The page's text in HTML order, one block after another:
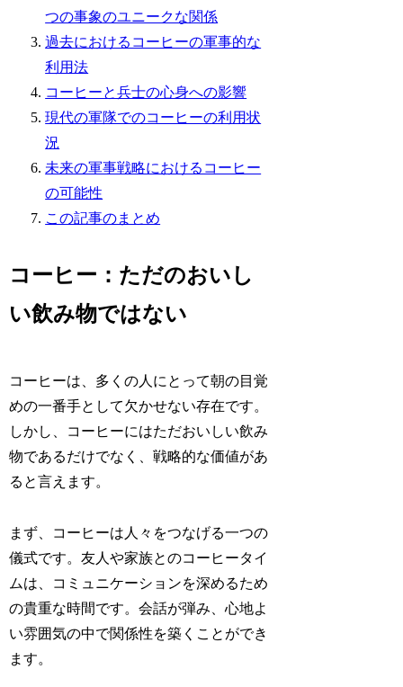
つの事象のユニークな関係
過去におけるコーヒーの軍事的な
利用法
コーヒーと兵士の心身への影響
現代の軍隊でのコーヒーの利用状
況
未来の軍事戦略におけるコーヒー
の可能性
この記事のまとめ
コーヒー：ただのおいし
い飲み物ではない
コーヒーは、多くの人にとって朝の目覚
めの一番手として欠かせない存在です。
しかし、コーヒーにはただおいしい飲み
物であるだけでなく、戦略的な価値があ
ると言えます。
まず、コーヒーは人々をつなげる一つの
儀式です。友人や家族とのコーヒータイ
ムは、コミュニケーションを深めるため
の貴重な時間です。会話が弾み、心地よ
い雰囲気の中で関係性を築くことができ
ます。